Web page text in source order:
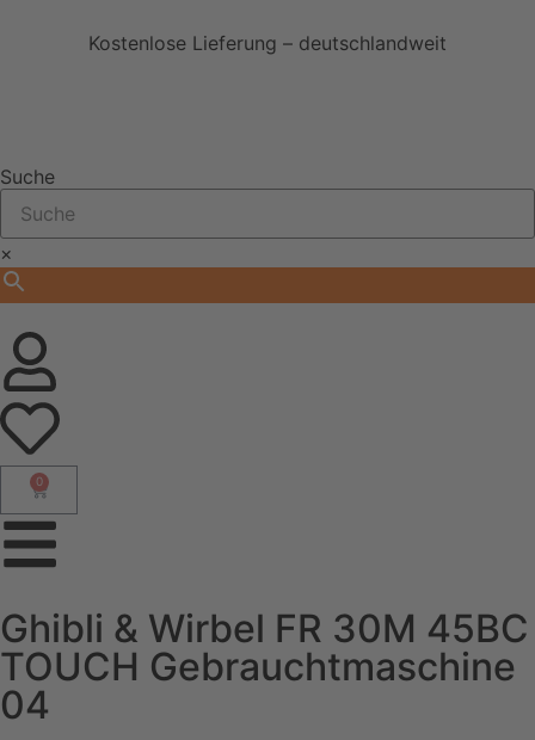
Kostenlose Lieferung – deutschlandweit
Suche
×
0
Ghibli & Wirbel FR 30M 45BC
TOUCH Gebrauchtmaschine
04